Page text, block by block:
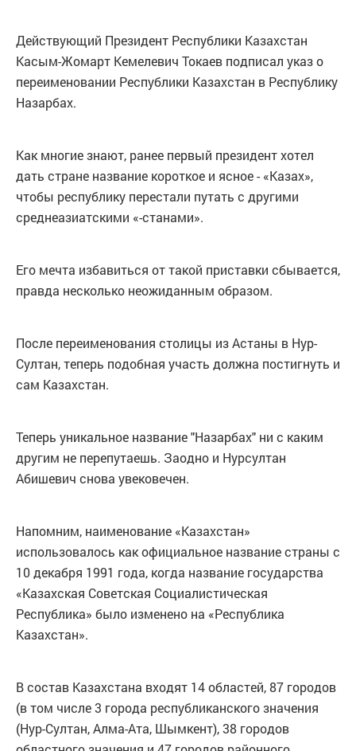
Действующий Президент Республики Казахстан
Касым-Жомарт Кемелевич Токаев подписал указ о
переименовании Республики Казахстан в Республику
Назарбах.
Как многие знают, ранее первый президент хотел
дать стране название короткое и ясное - «Казах»,
чтобы республику перестали путать с другими
среднеазиатскими «-станами».
Его мечта избавиться от такой приставки сбывается,
правда несколько неожиданным образом.
После переименования столицы из Астаны в Нур-
Султан, теперь подобная участь должна постигнуть и
сам Казахстан.
Теперь уникальное название "Назарбах" ни с каким
другим не перепутаешь. Заодно и Нурсултан
Абишевич снова увековечен.
Напомним, наименование «Казахстан»
использовалось как официальное название страны с
10 декабря 1991 года, когда название государства
«Казахская Советская Социалистическая
Республика» было изменено на «Республика
Казахстан».
В состав Казахстана входят 14 областей, 87 городов
(в том числе 3 города республиканского значения
(Нур-Султан, Алма-Ата, Шымкент), 38 городов